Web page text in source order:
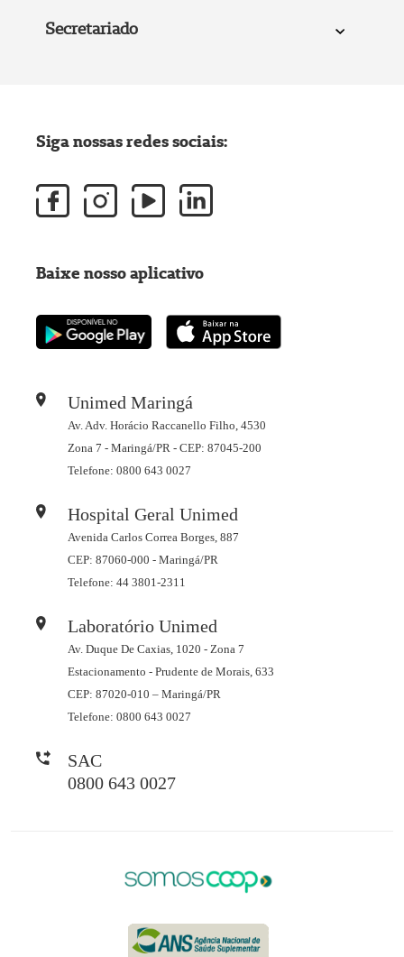
Secretariado
Unimed Maringá
Av. Adv. Horácio Raccanello Filho, 4530
Zona 7 - Maringá/PR - CEP: 87045-200
Telefone: 0800 643 0027
Hospital Geral Unimed
Avenida Carlos Correa Borges, 887
CEP: 87060-000 - Maringá/PR
Telefone: 44 3801-2311
Laboratório Unimed
Av. Duque De Caxias, 1020 - Zona 7
Estacionamento - Prudente de Morais, 633
CEP: 87020-010 – Maringá/PR
Telefone: 0800 643 0027
SAC
0800 643 0027
Siga nossas redes sociais:
Baixe nosso aplicativo